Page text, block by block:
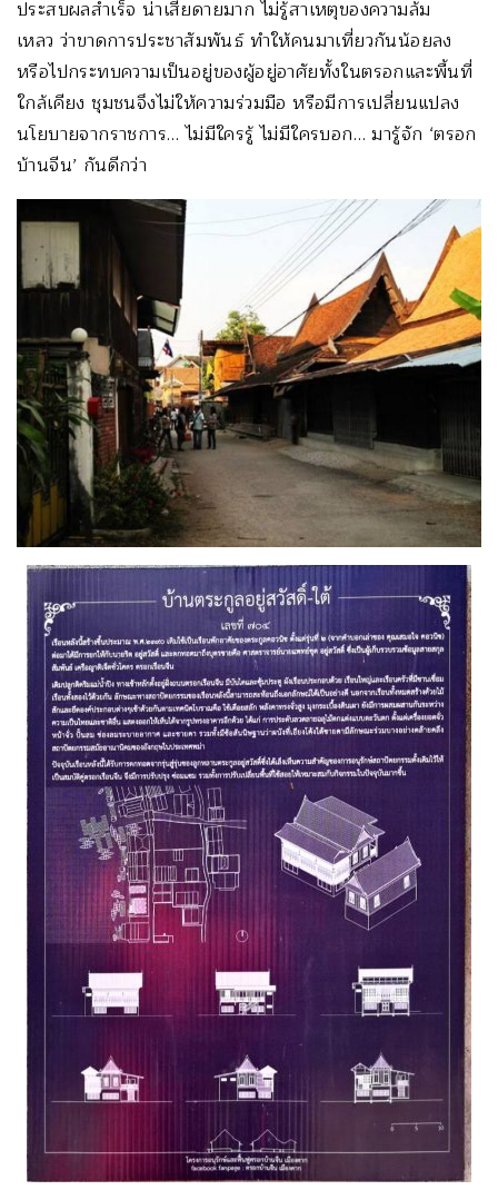
ประสบผลสำเร็จ น่าเสียดายมาก ไม่รู้สาเหตุของความล้ม
เหลว ว่าขาดการประชาสัมพันธ์ ทำให้คนมาเที่ยวกันน้อยลง
หรือไปกระทบความเป็นอยู่ของผู้อยู่อาศัยทั้งในตรอกและพื้นที่
ใกล้เคียง ชุมชนจึงไม่ให้ความร่วมมือ หรือมีการเปลี่ยนแปลง
นโยบายจากราชการ… ไม่มีใครรู้ ไม่มีใครบอก… มารู้จัก ‘ตรอก
บ้านจีน’ กันดีกว่า